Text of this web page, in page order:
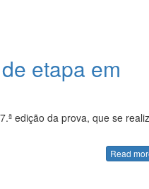
etapa em
edição da prova, que se
Read